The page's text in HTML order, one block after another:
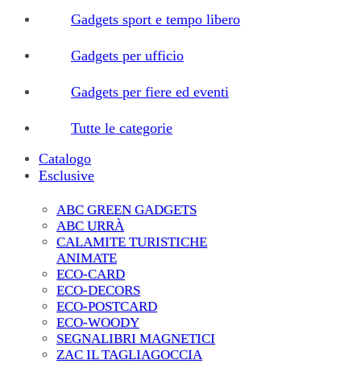
Gadgets sport e tempo libero
Gadgets per ufficio
Gadgets per fiere ed eventi
Tutte le categorie
Catalogo
Esclusive
ABC GREEN GADGETS
ABC URRÀ
CALAMITE TURISTICHE
ANIMATE
ECO-CARD
ECO-DECORS
ECO-POSTCARD
ECO-WOODY
SEGNALIBRI MAGNETICI
ZAC IL TAGLIAGOCCIA